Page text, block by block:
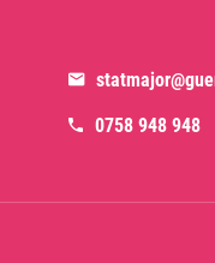
0758 948 948